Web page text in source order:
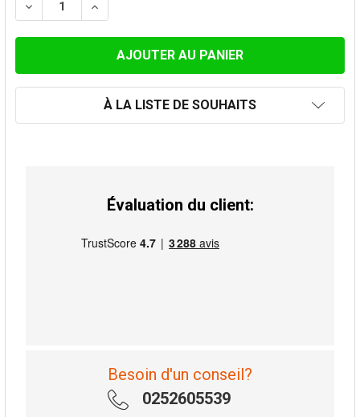
DIMINUER LA QUANTITÉ DE COUDE À 45° 200MM
AUGMENTER LA QUANTITÉ DE COUDE À
À LA LISTE DE SOUHAITS
Évaluation du client:
Besoin d'un conseil?
0252605539